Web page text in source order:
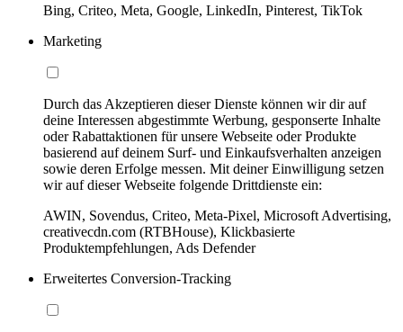
Bing, Criteo, Meta, Google, LinkedIn, Pinterest, TikTok
Marketing
Durch das Akzeptieren dieser Dienste können wir dir auf
deine Interessen abgestimmte Werbung, gesponserte Inhalte
oder Rabattaktionen für unsere Webseite oder Produkte
basierend auf deinem Surf- und Einkaufsverhalten anzeigen
sowie deren Erfolge messen. Mit deiner Einwilligung setzen
wir auf dieser Webseite folgende Drittdienste ein:
AWIN, Sovendus, Criteo, Meta-Pixel, Microsoft Advertising,
creativecdn.com (RTBHouse), Klickbasierte
Produktempfehlungen, Ads Defender
Erweitertes Conversion-Tracking